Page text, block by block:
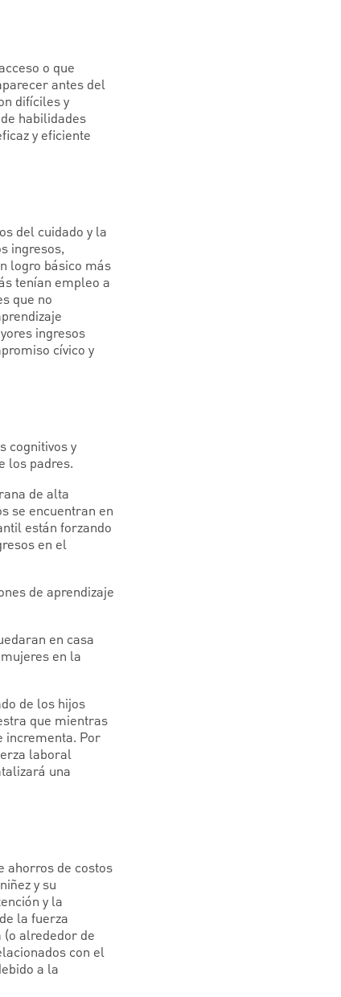
o que
antes del
difíciles y
habilidades
y eficiente
del cuidado y la
ingresos,
logro básico más
tenían empleo a
que no
ingresos
cívico y
cognitivos y
los padres.
de alta
se encuentran en
están forzando
en el
de aprendizaje
en casa
en la
de los hijos
que mientras
incrementa. Por
laboral
una
ahorros de costos
y su
y la
la fuerza
alrededor de
con el
a la